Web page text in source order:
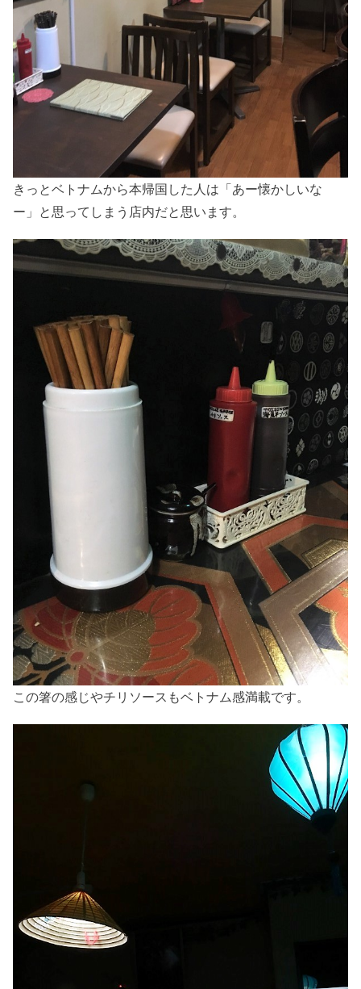
きっとベトナムから本帰国した人は「あー懐かしいな
ー」と思ってしまう店内だと思います。
この箸の感じやチリソースもベトナム感満載です。